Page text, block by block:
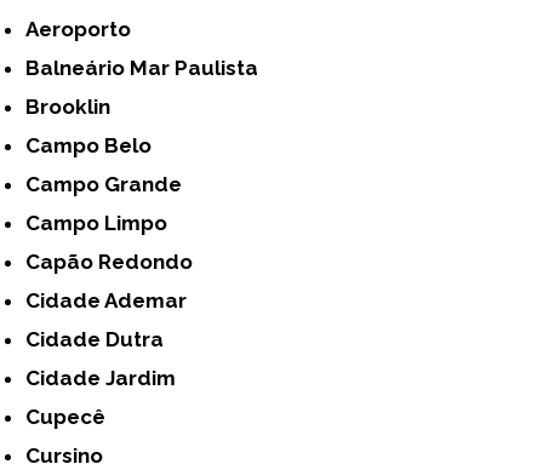
Aeroporto
Balneário Mar Paulista
Brooklin
Campo Belo
Campo Grande
Campo Limpo
Capão Redondo
Cidade Ademar
Cidade Dutra
Cidade Jardim
Cupecê
Cursino